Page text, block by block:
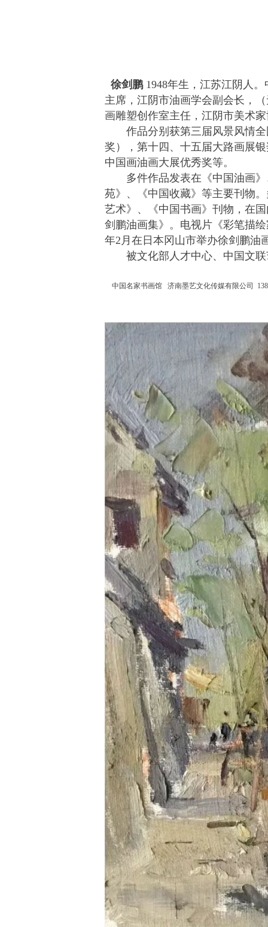
徐剑鹏1948年生，江苏江阴人
主席，江阴市油画学会副会长，
画雕塑创作室主任，江阴市美术
作品分别获第三届风景风情全
奖），第十四、十五届大路画展
中国画油画大展优秀奖等。
多件作品发表在《中国油画》
苑》、《中国收藏》等主要刊物
艺术》、《中国书画》刊物，在
剑鹏油画集》。电视片《彩笔描
年2月在日本冈山市举办徐剑鹏油
被文化部人才中心、中国文联
中国名家书画馆 济南墨艺文化传媒有限公司 138